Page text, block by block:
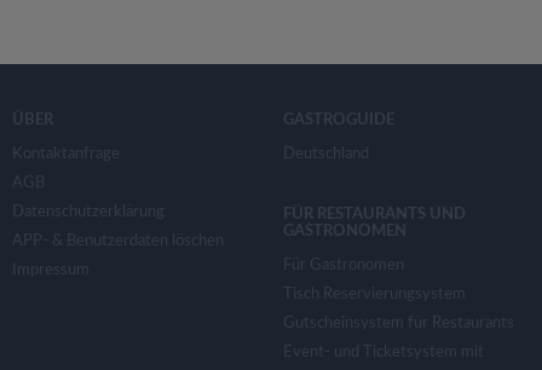
ÜBER
Kontaktanfrage
AGB
Datenschutzerklärung
APP- & Benutzerdaten löschen
Impressum
GASTROGUIDE
Deutschland
FÜR RESTAURANTS UND
GASTRONOMEN
Für Gastronomen
Tisch Reservierungsystem
Gutscheinsystem für Restaurants
Event- und Ticketsystem mit